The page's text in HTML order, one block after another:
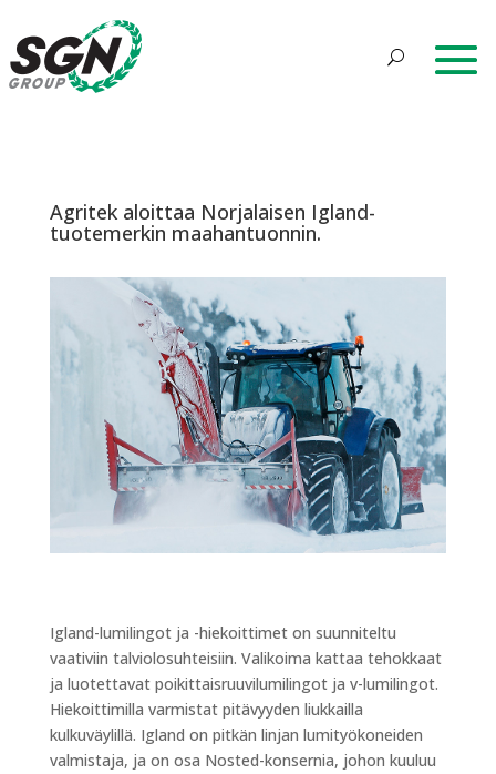
Agritek aloittaa Norjalaisen Igland-
tuotemerkin maahantuonnin.
Igland-lumilingot ja -hiekoittimet on suunniteltu
vaativiin talviolosuhteisiin. Valikoima kattaa tehokkaat
ja luotettavat poikittaisruuvilumilingot ja v-lumilingot.
Hiekoittimilla varmistat pitävyyden liukkailla
kulkuväylillä. Igland on pitkän linjan lumityökoneiden
valmistaja, ja on osa Nosted-konsernia, johon kuuluu